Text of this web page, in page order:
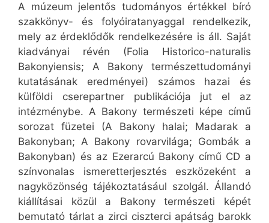
A múzeum jelentős tudományos értékkel bíró
szakkönyv- és folyóiratanyaggal rendelkezik,
mely az érdeklődők rendelkezésére is áll. Saját
kiadványai révén (Folia Historico-naturalis
Bakonyiensis; A Bakony természettudományi
kutatásának eredményei) számos hazai és
külföldi cserepartner publikációja jut el az
intézménybe. A Bakony természeti képe című
sorozat füzetei (A Bakony halai; Madarak a
Bakonyban; A Bakony rovarvilága; Gombák a
Bakonyban) és az Ezerarcú Bakony című CD a
színvonalas ismeretterjesztés eszközeként a
nagyközönség tájékoztatásául szolgál. Állandó
kiállításai közül a Bakony természeti képét
bemutató tárlat a zirci ciszterci apátság barokk